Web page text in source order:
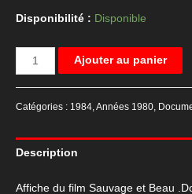
Disponibilité : Disponible
quantité
de
cinéma
Beau
et
Ajouter au panier
Catégories : 1984 Années 1980
Description
Affiche du film Sauvage et Beau